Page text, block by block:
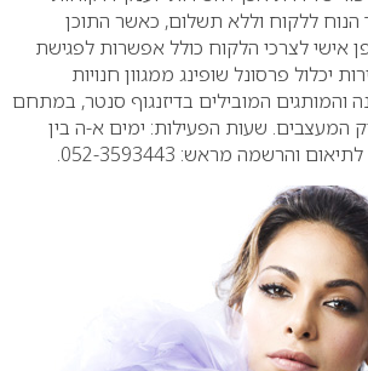
ללקוח וללא תשלום, כאשר התוכן
אישי לצרכי הלקוח כולל אפשרות לפגישת
יכלול פרסונל שופינג ממגוון חנויות
והמותגים המובילים בדיזנגוף סנטר, במתחם
המעצבים. שעות הפעילות: ימים א-ה בין